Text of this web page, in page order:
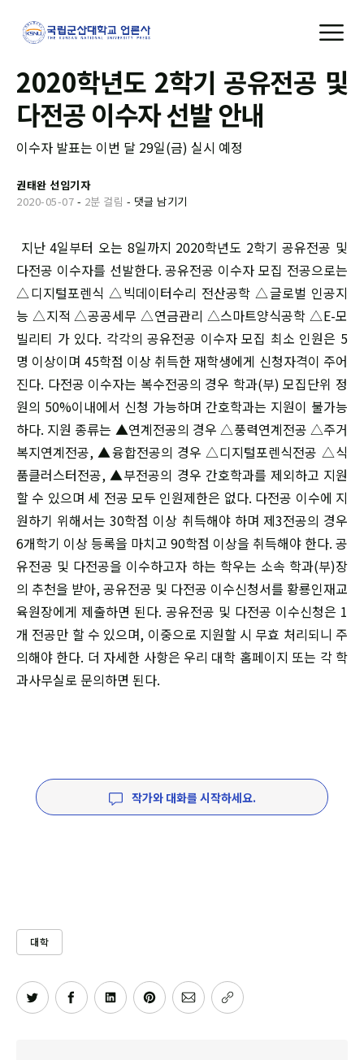
2020학년도 2학기 공유전공 및
다전공 이수자 선발 안내
이수자 발표는 이번 달 29일(금) 실시 예정
권태완 선임기자
2020-05-07 - 2분 걸림 - 댓글 남기기
지난 4일부터 오는 8일까지 2020학년도 2학기 공유전공 및
다전공 이수자를 선발한다. 공유전공 이수자 모집 전공으로는
△디지털포렌식 △빅데이터수리 전산공학 △글로벌 인공지
능 △지적 △공공세무 △연금관리 △스마트양식공학 △E-모
빌리티 가 있다. 각각의 공유전공 이수자 모집 최소 인원은 5
명 이상이며 45학점 이상 취득한 재학생에게 신청자격이 주어
진다. 다전공 이수자는 복수전공의 경우 학과(부) 모집단위 정
원의 50%이내에서 신청 가능하며 간호학과는 지원이 불가능
하다. 지원 종류는 ▲연계전공의 경우 △풍력연계전공 △주거
복지연계전공, ▲융합전공의 경우 △디지털포렌식전공 △식
품클러스터전공, ▲부전공의 경우 간호학과를 제외하고 지원
할 수 있으며 세 전공 모두 인원제한은 없다. 다전공 이수에 지
원하기 위해서는 30학점 이상 취득해야 하며 제3전공의 경우
6개학기 이상 등록을 마치고 90학점 이상을 취득해야 한다. 공
유전공 및 다전공을 이수하고자 하는 학우는 소속 학과(부)장
의 추천을 받아, 공유전공 및 다전공 이수신청서를 황룡인재교
육원장에게 제출하면 된다. 공유전공 및 다전공 이수신청은 1
개 전공만 할 수 있으며, 이중으로 지원할 시 무효 처리되니 주
의해야 한다. 더 자세한 사항은 우리 대학 홈페이지 또는 각 학
과사무실로 문의하면 된다.
작가와 대화를 시작하세요.
대학